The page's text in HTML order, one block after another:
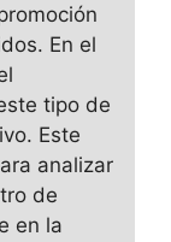
En el
tipo de
Este
analizar
de
en la